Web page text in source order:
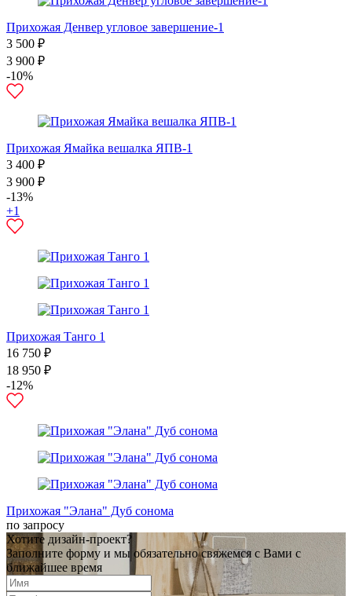
Прихожая Денвер угловое завершение-1
3 500 ₽
3 900 ₽
-10%
Прихожая Ямайка вешалка ЯПВ-1
3 400 ₽
3 900 ₽
-13%
+1
Прихожая Танго 1
16 750 ₽
18 950 ₽
-12%
Прихожая "Элана" Дуб сонома
по запросу
Хотите дизайн-проект?
Заполните форму и мы обязательно свяжемся с Вами с
ближайшее время